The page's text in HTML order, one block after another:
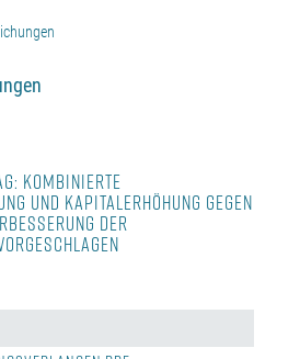
Kombinierte
und Kapitalerhöhung gegen
der